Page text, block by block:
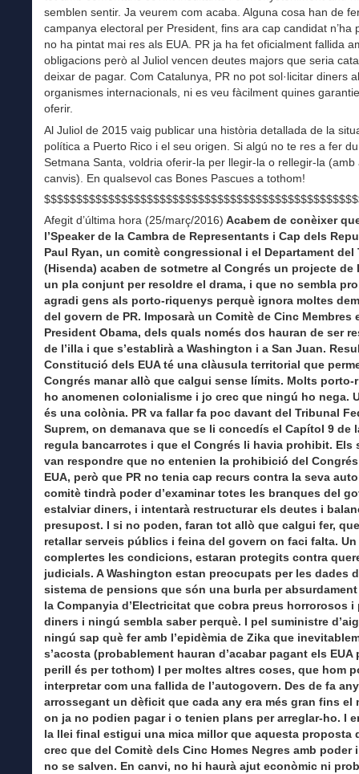
semblen sentir. Ja veurem com acaba. Alguna cosa han de
campanya electoral per President, fins ara cap candidat n’ha
no ha pintat mai res als EUA. PR ja ha fet oficialment fallida
obligacions però al Juliol vencen deutes majors que seria
deixar de pagar. Com Catalunya, PR no pot sol·licitar diners
organismes internacionals, ni es veu fàcilment quines
oferir.
Al Juliol de 2015 vaig publicar una història detallada de la
política a Puerto Rico i el seu origen. Si algú no te res a fer
Setmana Santa, voldria oferir-la per llegir-la o rellegir-la (amb
canvis). En qualsevol cas Bones Pascues a tothom!
Afegit d’última hora (25/març/2016) Acabem de conèixer
l’Speaker de la Cambra de Representants i Cap dels
Paul Ryan, un comitè congressional i el Departament del
(Hisenda) acaben de sotmetre al Congrés un projecte de
un pla conjunt per resoldre el drama, i que no sembla
agradi gens als porto-riquenys perquè ignora moltes
del govern de PR. Imposarà un Comitè de Cinc Membres
President Obama, dels quals només dos hauran de ser
de l’illa i que s’establirà a Washington i a San Juan.
Constitució dels EUA té una clàusula territorial que
Congrés manar allò que calgui sense límits. Molts porto-
ho anomenen colonialisme i jo crec que ningú ho nega.
és una colònia. PR va fallar fa poc davant del Tribunal
Suprem, on demanava que se li concedís el Capítol 9 de
regula bancarrotes i que el Congrés li havia prohibit. Els
van respondre que no entenien la prohibició del
EUA, però que PR no tenia cap recurs contra la seva
comitè tindrà poder d’examinar totes les branques del
estalviar diners, i intentarà restructurar els deutes i
presupost. I si no poden, faran tot allò que calgui fer,
retallar serveis públics i feina del govern on faci falta.
complertes les condicions, estaran protegits contra
judicials. A Washington estan preocupats per les dades
sistema de pensions que són una burla per
la Companyia d’Electricitat que cobra preus horrorosos i
diners i ningú sembla saber perquè. I pel suministre
ningú sap què fer amb l’epidèmia de Zika que
s’acosta (probablement hauran d’acabar pagant els EUA
perill és per tothom) I per moltes altres coses, que hom
interpretar com una fallida de l’autogovern. Des de fa
arrossegant un dèficit que cada any era més gran fins el
on ja no podien pagar i o tenien plans per arreglar-ho. I
la llei final estigui una mica millor que aquesta proposta
crec que del Comitè dels Cinc Homes Negres amb poder
no se salven. En canvi, no hi haurà ajut econòmic ni